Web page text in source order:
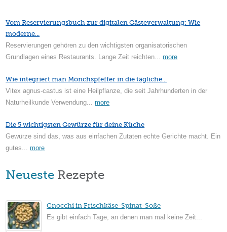
Vom Reservierungsbuch zur digitalen Gästeverwaltung: Wie
moderne...
Reservierungen gehören zu den wichtigsten organisatorischen
Grundlagen eines Restaurants. Lange Zeit reichten...more
Wie integriert man Mönchspfeffer in die tägliche...
Vitex agnus-castus ist eine Heilpflanze, die seit Jahrhunderten in der
Naturheilkunde Verwendung...more
Die 5 wichtigsten Gewürze für deine Küche
Gewürze sind das, was aus einfachen Zutaten echte Gerichte macht. Ein
gutes...more
Neueste Rezepte
Gnocchi in Frischkäse-Spinat-Soße
Es gibt einfach Tage, an denen man mal keine Zeit...